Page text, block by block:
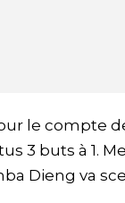
le compte
3 buts à 1.
Dieng va